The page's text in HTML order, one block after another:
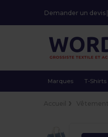
Demander un devis |
Marques T-Shirts